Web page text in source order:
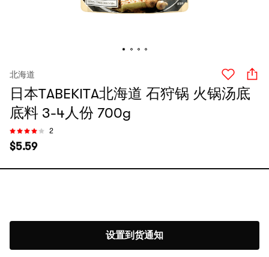
北海道
日本TABEKITA北海道 石狩锅 火锅汤底
底料 3-4人份 700g
2
$5.59
设置到货通知